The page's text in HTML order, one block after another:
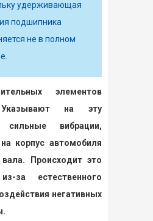
удерживающая
подшипника
не в полном
элементов
Указывают на эту
сильные вибрации,
корпус автомобиля
Происходит это
за естественного
негативных